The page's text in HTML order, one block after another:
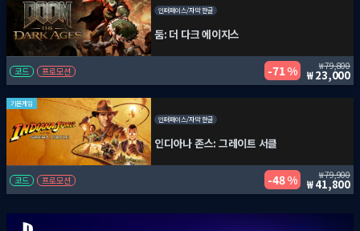
인터페이스/자막 한글
둠: 더 다크 에이지스
코드 프로모션 71 % 79,800
23,000
기본게임
인터페이스/자막 한글
인디아나 존스: 그레이트 서클
코드 프로모션 48 % 79,900
41,800